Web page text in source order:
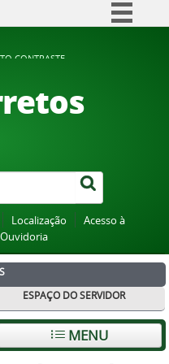
Participe
Acesso à informação
Canais
CONTRASTE
Localização
Acesso à
Ouvidoria
ESPAÇO DO SERVIDOR
MENU